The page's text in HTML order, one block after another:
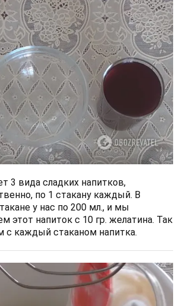
3 вида сладких напитков,
по 1 стакану каждый. В
у нас по 200 мл., и мы
этот напиток с 10 гр. желатина. Так
с каждый стаканом напитка.